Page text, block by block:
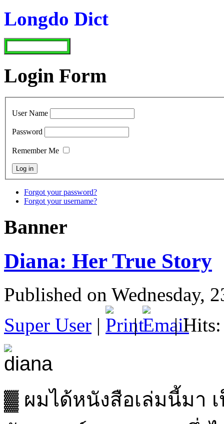
Longdo Dict
Login Form
User Name
Password
Remember Me
Forgot your password?
Forgot your username?
Banner
Diana: Her True Story
Published on Wednesday,
Super User | | | Hits:
▓ ผมได้หนังสือเล่มนี้มา